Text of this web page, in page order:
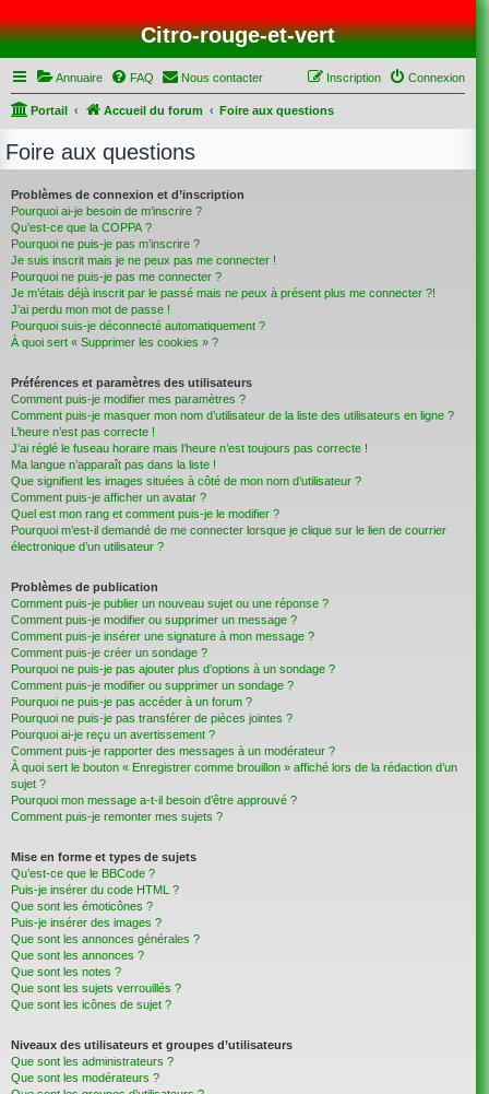
Citro-rouge-et-vert
Annuaire FAQ Nous contacter Connexion
Inscription
Portail Accueil du forum Foire aux questions
Foire aux questions
Problèmes de connexion et d’inscription
Pourquoi ai-je besoin de m’inscrire ?
Qu’est-ce que la COPPA ?
Pourquoi ne puis-je pas m’inscrire ?
Je suis inscrit mais je ne peux pas me connecter !
Pourquoi ne puis-je pas me connecter ?
Je m’étais déjà inscrit par le passé mais ne peux à présent plus me connecter ?!
J’ai perdu mon mot de passe !
Pourquoi suis-je déconnecté automatiquement ?
À quoi sert « Supprimer les cookies » ?
Préférences et paramètres des utilisateurs
Comment puis-je modifier mes paramètres ?
Comment puis-je masquer mon nom d’utilisateur de la liste des utilisateurs en ligne ?
L’heure n’est pas correcte !
J’ai réglé le fuseau horaire mais l’heure n’est toujours pas correcte !
Ma langue n’apparaît pas dans la liste !
Que signifient les images situées à côté de mon nom d’utilisateur ?
Comment puis-je afficher un avatar ?
Quel est mon rang et comment puis-je le modifier ?
Pourquoi m’est-il demandé de me connecter lorsque je clique sur le lien de courrier
électronique d’un utilisateur ?
Problèmes de publication
Comment puis-je publier un nouveau sujet ou une réponse ?
Comment puis-je modifier ou supprimer un message ?
Comment puis-je insérer une signature à mon message ?
Comment puis-je créer un sondage ?
Pourquoi ne puis-je pas ajouter plus d’options à un sondage ?
Comment puis-je modifier ou supprimer un sondage ?
Pourquoi ne puis-je pas accéder à un forum ?
Pourquoi ne puis-je pas transférer de pièces jointes ?
Pourquoi ai-je reçu un avertissement ?
Comment puis-je rapporter des messages à un modérateur ?
À quoi sert le bouton « Enregistrer comme brouillon » affiché lors de la rédaction d’un
sujet ?
Pourquoi mon message a-t-il besoin d’être approuvé ?
Comment puis-je remonter mes sujets ?
Mise en forme et types de sujets
Qu’est-ce que le BBCode ?
Puis-je insérer du code HTML ?
Que sont les émoticônes ?
Puis-je insérer des images ?
Que sont les annonces générales ?
Que sont les annonces ?
Que sont les notes ?
Que sont les sujets verrouillés ?
Que sont les icônes de sujet ?
Niveaux des utilisateurs et groupes d’utilisateurs
Que sont les administrateurs ?
Que sont les modérateurs ?